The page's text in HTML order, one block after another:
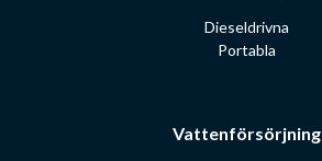
Dieseldrivna
Portabla
Vattenförsörjning